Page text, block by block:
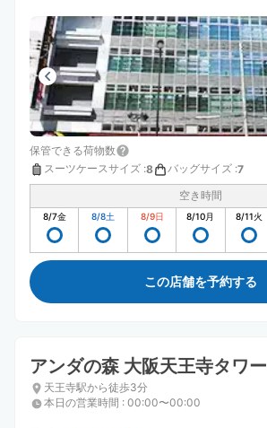
保管できる荷物数
スーツケースサイズ :8 バッグサイズ :7
空き時間
8/7金 8/8土 8/9日 8/10月 8/11火
この店舗を予約する
アンダの森 大阪天王寺タワー
天王寺駅から徒歩3分
本日の営業時間 : 00:00〜00:00